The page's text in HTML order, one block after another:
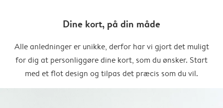
Dine kort, på din måde
Alle anledninger er unikke, derfor har vi gjort det muligt
for dig at personliggøre dine kort, som du ønsker. Start
med et flot design og tilpas det præcis som du vil.